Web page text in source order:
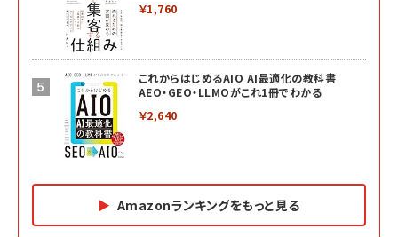
￥1,760
これからはじめるAIO AI最適化の教科書
AEO・GEO・LLMOがこれ1冊でわかる
￥2,640
Amazonランキングをもっと見る